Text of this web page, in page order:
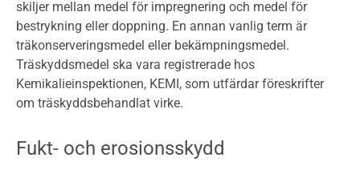
skiljer mellan medel för impregnering och medel för
bestrykning eller doppning. En annan vanlig term är
träkonserveringsmedel eller bekämpningsmedel.
Träskyddsmedel ska vara registrerade hos
Kemikalieinspektionen, KEMI, som utfärdar föreskrifter
om träskyddsbehandlat virke.
Fukt- och erosionsskydd